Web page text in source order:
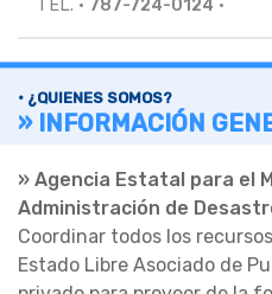
TEL. • 787-724-0124 •
• ¿QUIENES SOMOS?
» INFORMACIÓN
» Agencia Estatal para el
Administración de
Coordinar todos los
Estado Libre Asociado de